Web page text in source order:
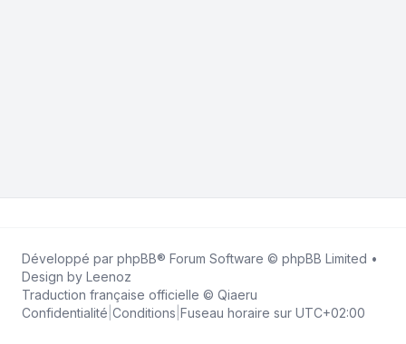
Développé par phpBB® Forum Software © phpBB Limited •
Design by Leenoz
Traduction française officielle © Qiaeru
Confidentialité Conditions Fuseau horaire sur UTC+02:00